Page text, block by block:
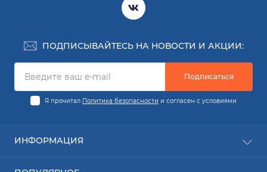
ПОДПИСЫВАЙТЕСЬ НА НОВОСТИ И АКЦИИ:
Подписаться
Я прочитал Политика безопасности и согласен с условиями
ИНФОРМАЦИЯ